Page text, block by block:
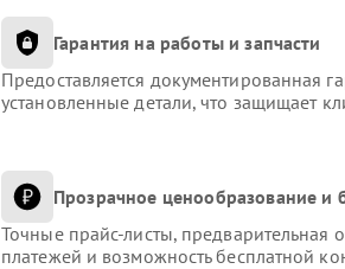
Гарантия на работы и запчасти
Предоставляется документированная
установленные детали, что защищает
Прозрачное ценообразование и
Точные прайс-листы, предварительная
платежей и возможность бесплатной